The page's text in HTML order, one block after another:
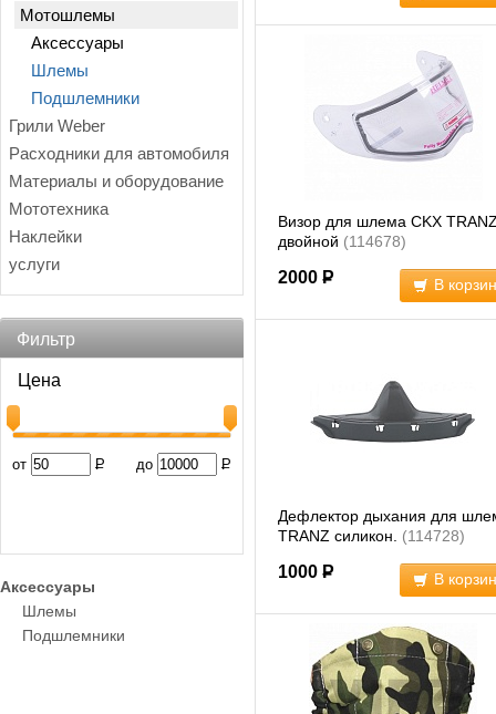
Мотошлемы
Аксессуары
Шлемы
Подшлемники
Грили Weber
Расходники для автомобиля
Материалы и оборудование
Мототехника
Наклейки
услуги
Фильтр
Цена
от Р до Р
Аксессуары
Шлемы
Подшлемники
Визор для шлема CKX
двойной (114678)
2000 Р В
Дефлектор дыхания для
TRANZ силикон.
(114728)
1000 Р В